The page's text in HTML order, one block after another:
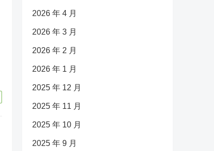
2026 年 4 月
2026 年 3 月
2026 年 2 月
2026 年 1 月
2025 年 12 月
2025 年 11 月
2025 年 10 月
2025 年 9 月